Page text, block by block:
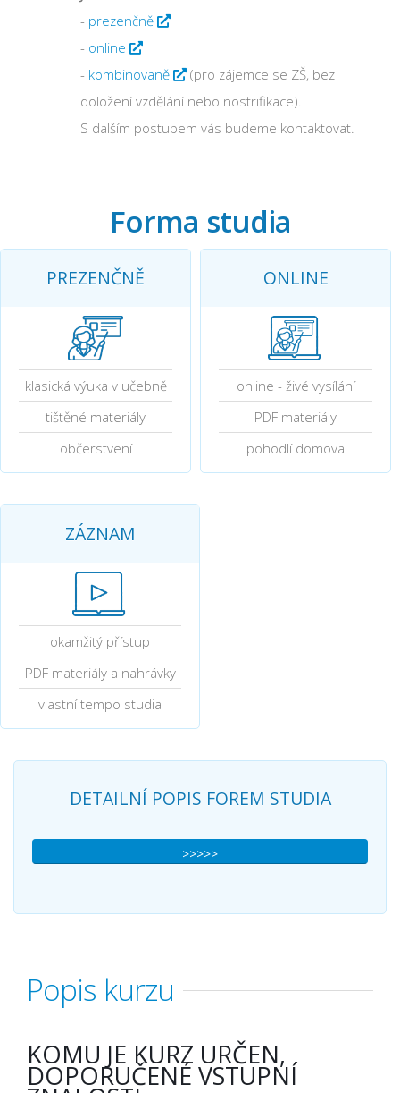
-prezenčně
- online
- kombinovaně
(pro zájemce se ZŠ, bez
doložení vzdělání nebo nostrifikace).
S dalším postupem vás budeme kontaktovat.
Forma studia
PREZENČNĚ
klasická výuka v učebně
tištěné materiály
občerstvení
ONLINE
online - živé vysílání
PDF materiály
pohodlí domova
ZÁZNAM
okamžitý přístup
PDF materiály a nahrávky
vlastní tempo studia
DETAILNÍ POPIS FOREM STUDIA
>>>>>
Popis kurzu
KOMU JE KURZ URČEN,
DOPORUČENÉ VSTUPNÍ